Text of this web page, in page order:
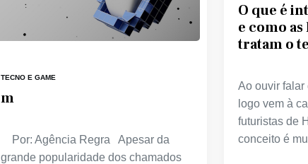
TECNO E GAME
m
Por: Agência Regra Apesar da
grande popularidade dos chamados
O que é
e como
tratam o
Ao ouvir falar
logo vem à
futuristas de
conceito é